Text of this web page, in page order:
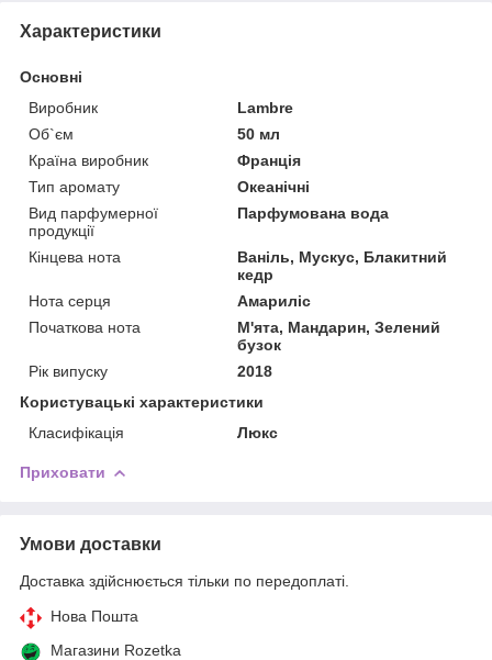
Характеристики
Основні
Виробник
Lambre
Об`єм
50 мл
Країна виробник
Франція
Тип аромату
Океанічні
Вид парфумерної
продукції
Парфумована вода
Кінцева нота
Ваніль, Мускус, Блакитний
кедр
Нота серця
Амариліс
Початкова нота
М'ята, Мандарин, Зелений
бузок
Рік випуску
2018
Користувацькi характеристики
Класифікація
Люкс
Приховати
Умови доставки
Доставка здійснюється тільки по передоплаті.
Нова Пошта
Магазини Rozetka